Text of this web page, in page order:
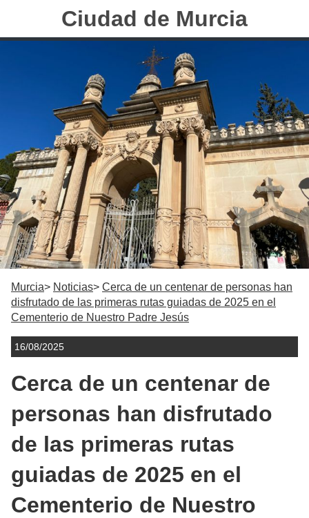
Ciudad de Murcia
Murcia Noticias
Cerca de un centenar de personas han
disfrutado de las primeras rutas guiadas de 2025 en el
Cementerio de Nuestro Padre Jesús
16/08/2025
Cerca de un centenar de
personas han disfrutado
de las primeras rutas
guiadas de 2025 en el
Cementerio de Nuestro